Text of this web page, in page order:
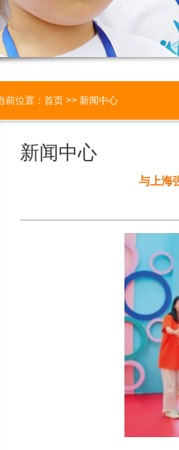
前位置： 首页 >> 新闻中心
新闻中心
与上海